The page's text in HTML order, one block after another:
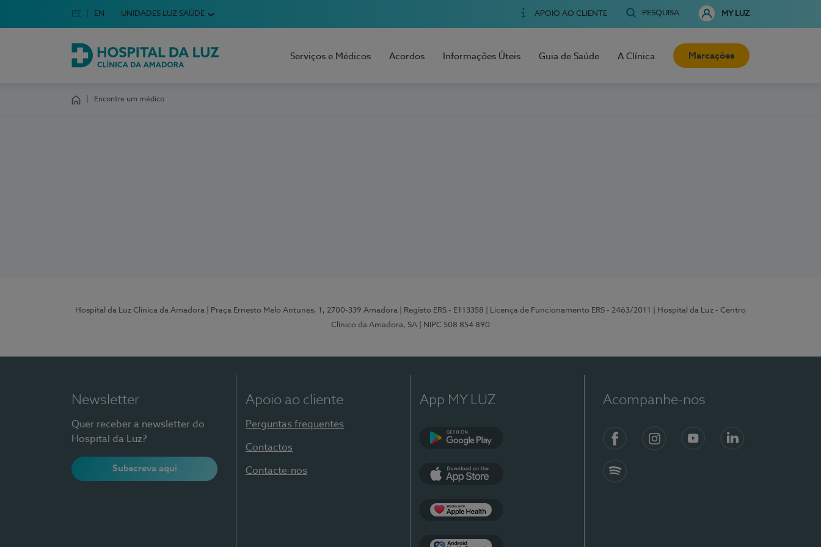
Escolha o seu idioma
Idioma em Português
PT English Language
EN UNIDADES LUZ SAÚDE APOIO AO CLIENTE PESQUISA MY LUZ
Hospital da Luz Clínica da Amadora
Serviços e Médicos Acordos Informações Úteis Guia de Saúde A Clínica Marcações
Encontre um médico
Hospital da Luz Clínica da Amadora | Praça Ernesto Melo Antunes, 1, 2700-339 Amadora | Registo ERS - E113358 | Licença de Funcionamento ERS - 2463/2011
| Hospital da Luz - Centro
Clínico da Amadora, SA
| NIPC 508 854 890
Newsletter
Quer receber a newsletter do
Hospital da Luz?
Subscreva aqui
Apoio ao cliente
Perguntas frequentes
Contactos
Contacte-nos
App MY LUZ Acompanhe-nos